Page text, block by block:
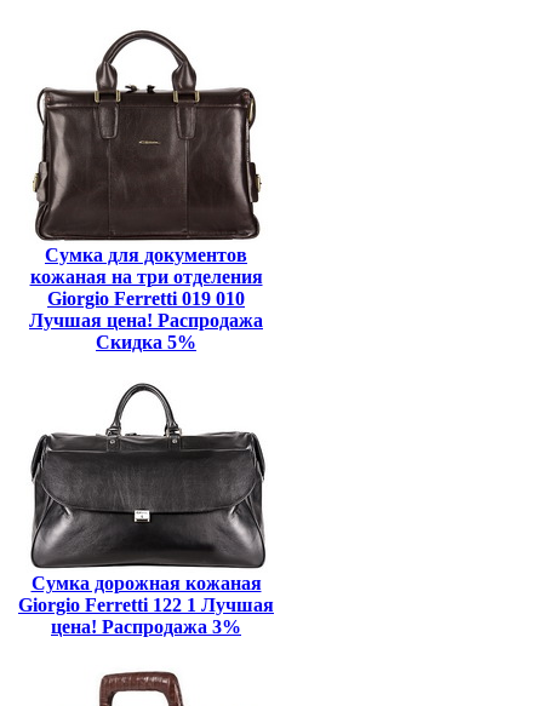
Сумка для документов
кожаная на три отделения
Giorgio Ferretti 019 010
Лучшая цена! Распродажа
Скидка 5%
Сумка дорожная кожаная
Giorgio Ferretti 122 1 Лучшая
цена! Распродажа 3%